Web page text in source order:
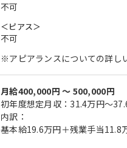
不可
＜ピアス＞
不可
※アピアランスについての詳し
月給400,000円 〜 500,000円
初年度想定月収：31.4万円～
内訳：
基本給19.6万円＋残業手当11.8